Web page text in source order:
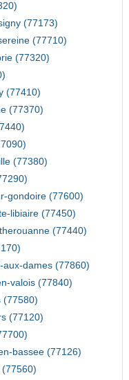
(77173)
(77710)
(77320)
(77410)
(77370)
(77380)
gondoire (77600)
libiaire (77450)
(77440)
aux-dames (77860)
valois (77840)
(77580)
(77120)
bassee (77126)